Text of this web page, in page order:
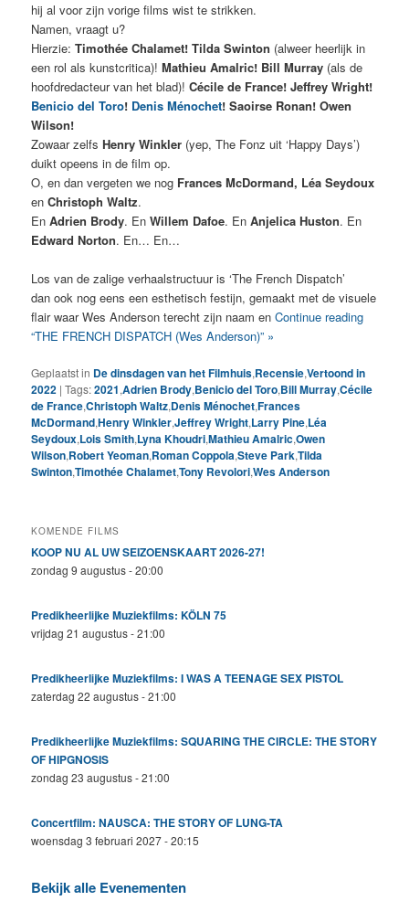
hij al voor zijn vorige films wist te strikken.
Namen, vraagt u?
Hierzie:Timothée Chalamet! Tilda Swinton (alweer heerlijk in
een rol als kunstcritica)! Mathieu Amalric! Bill Murray (als de
hoofdredacteur van het blad)! Cécile de France! Jeffrey Wright!
Benicio del Toro! Denis Ménochet! Saoirse Ronan! Owen
Wilson!
Zowaar zelfsHenry Winkler (yep, The Fonz uit ‘Happy Days’)
duikt opeens in de film op.
O, en dan vergeten we nog Frances McDormand, Léa Seydoux
enChristoph Waltz.
EnAdrien Brody. EnWillem Dafoe. EnAnjelica Huston. En
Edward Norton. En… En…
Los van de zalige verhaalstructuur is ‘The French Dispatch’
dan ook nog eens een esthetisch festijn, gemaakt met de visuele
flair waar Wes Anderson terecht zijn naam enContinue reading
“THE FRENCH DISPATCH (Wes Anderson)” »
Geplaatst in De dinsdagen van het Filmhuis,Recensie,Vertoond in
2022 |Tags:2021,Adrien Brody,Benicio del Toro,Bill Murray,Cécile
de France,Christoph Waltz,Denis Ménochet,Frances
McDormand,Henry Winkler,Jeffrey Wright,Larry Pine,Léa
Seydoux,Lois Smith,Lyna Khoudri,Mathieu Amalric,Owen
Wilson,Robert Yeoman,Roman Coppola,Steve Park,Tilda
Swinton,Timothée Chalamet,Tony Revolori,Wes Anderson
KOMENDE FILMS
KOOP NU AL UW SEIZOENSKAART 2026-27!
zondag 9 augustus - 20:00
Predikheerlijke Muziekfilms: KÖLN 75
vrijdag 21 augustus - 21:00
Predikheerlijke Muziekfilms: I WAS A TEENAGE SEX PISTOL
zaterdag 22 augustus - 21:00
Predikheerlijke Muziekfilms: SQUARING THE CIRCLE: THE STORY
OF HIPGNOSIS
zondag 23 augustus - 21:00
Concertfilm: NAUSCA: THE STORY OF LUNG-TA
woensdag 3 februari 2027 - 20:15
Bekijk alle Evenementen